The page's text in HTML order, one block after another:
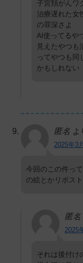
子宮頚がんワ
治療遅れた女
の罪深さよ
AI使ってるや
見えたやつも
ってやつも同
かもしれない
匿名 よ
2025年3
今回のこの件っ
の絵とかリポス
匿名
2025
それは後付け